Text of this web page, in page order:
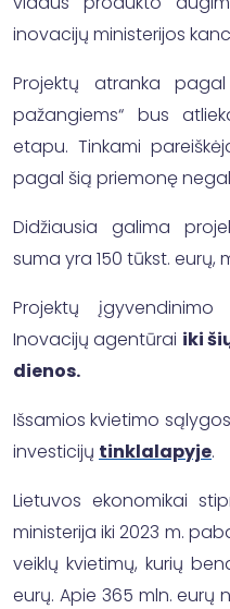
inovacijų ministerijos
Projektų atranka
pažangiems“ bus
etapu. Tinkami
pagal šią priemonę
Didžiausia galima
suma yra 150 tūkst. eurų,
Projektų
Inovacijų agentūrai iki
dienos.
Išsamios kvietimo
investicijų tinklalapyje.
Lietuvos ekonomikai
ministerija iki 2023 m.
veiklų kvietimų, kurių
eurų. Apie 365 mln. eurų